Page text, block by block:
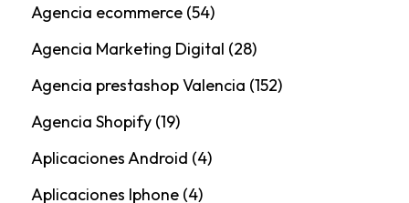
Agencia ecommerce(54)
Agencia Marketing Digital (28)
Agencia prestashop Valencia (152)
Agencia Shopify(19)
Aplicaciones Android (4)
Aplicaciones Iphone(4)